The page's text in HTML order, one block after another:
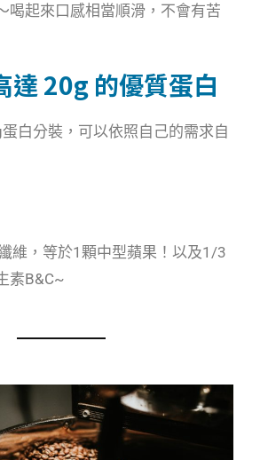
喝起來口感相當順滑，不會有苦
達 20g 的優質蛋白
白分裝，可以依照自己的需求自
維，等於1顆中型蘋果！以及1/3
素B&C~